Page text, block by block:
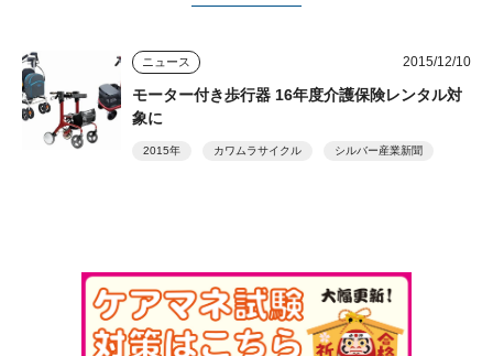
ニュース 2015/12/10
モーター付き歩行器 16年度介護保険レンタル対
象に
2015年 カワムラサイクル シルバー産業新聞